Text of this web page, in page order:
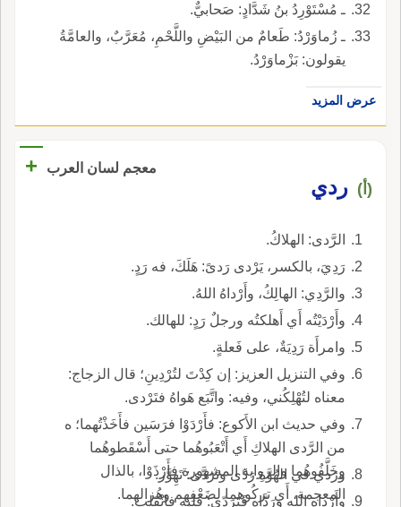
ـ مُسْتَوْرِدُ بنُ شَدَّادٍ: صَحابيٌّ.
ـ زُماوَرْدُ: طَعامٌ من البَيْضِ واللَّحْمِ، مُعَرَّبٌ، والعامَّةُ
يقولون: بَزْماوَرْدُ.
عرض المزيد
معجم لسان العرب +
(أ) ردي
الرَّدى: الهلاكُ.
رَدِيَ، بالكسر، يَرْدى رَدىً: هَلَكَ، فه رَدٍ.
والرَّدِي: الهالِكُ، وأَرْداهُ اللهُ.
وأَرْدَيْتُه أَي أَهلكتُه ورجلٌ رَدٍ: للهالك.
وامرأَة رَدِيَةٌ، على فَعلةٍ.
وفي التنزيل العزيز: إن كِدْتَ لتُرْدِينِ؛ قال الزجاج:
معناه لتُهْلِكُني، وفيه: واتَّبَع هَواهُ فتَرْدى.
وفي حديث ابن الأَكوع: فأَرْدَوْا فرَسَين فأَخَذْتُهما؛ ه
من الرَّدى الهلاكِ أَي أَتْعَبُوهُما حتى أَسْقَطوهُما
وخَلَّفُوهُما والرواية المشهورة فأَرْذَوْا، بالذال
المعجمة، أَي تركُوهما لضَعْفِهم وهُزالهما.
ورَدي في الهُوَّةِ رَدًى وتَرَدَّى: تَهِوَّر.
وأَرْداه الله ورَدَّاه فَتَرَدّى: قلبَه فانْقَلب.